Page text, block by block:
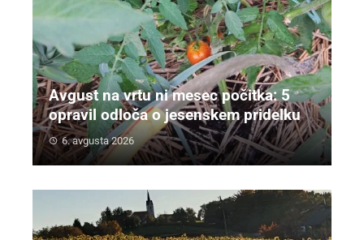
Avgust na vrtu ni mesec počitka: 5
opravil odloča o jesenskem pridelku
6. avgusta 2026